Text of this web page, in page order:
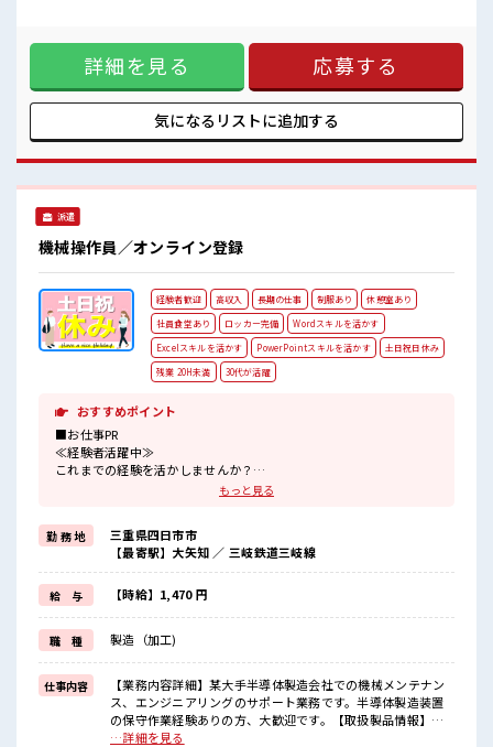
派手すぎなければ多少のヘアカラーもOKなのはウレシイPoint☆
休憩室で楽しくおしゃべり！
ストレス解消☆
報】薬品 ■お仕事PR ≪プライベートが充実する≫ 場合によっ
てはお願いすることもありますが、 残業はほとんどナシ！ ≪
髪色自由で自分らしく働く≫ 明るすぎたり奇抜でなければ基
本的に自由！ (規定有)≪動きやすい制服アリ≫ 制服があるの
で、 毎日の服装の悩み解消♪ ≪未経験OKの仕事≫ 新しいこ
とにチャレンジするのは不安だけど、 しっかり働く環境が整
ましょう！ ≪様々なお仕事をご提案≫ 一人で悩まず気軽に相
談できる、 派遣のお仕事です！ ■職場の雰囲気 “コジンマ
室で楽しくおしゃべり！ ストレス解消☆
詳細を見る 応募する
気になるリストに追加する
派遣
機械操作員／オンライン登録
経験者歓迎 高収入 長期の仕事 制服あり
休憩室あり
社員食堂あり
ロッカー完備
Wordスキルを活かす
Excelスキルを活かす
PowerPointスキルを活かす
土日祝日休み
残業 20H未満
30代が活躍
おすすめポイント
■お仕事PR
≪経験者活躍中≫
これまでの経験を活かしませんか？
≪1日1時間程の残業で収入アップ≫
残業は月20時間未満で、
ほどよく稼げます♪
≪土日祝休のお仕事≫
家族や友人と一緒にプライベート満喫！
≪ラクラク制服アリ≫
制服があるので、
毎日の服装の悩み解消♪
≪自分に合った期間で働ける≫
福利厚生が整った派遣のお仕事です！
■職場の雰囲気
休憩室で楽しくランチ♪
もっと見る
勤 務 地
三重県四日市市
【最寄駅】大矢知 ／ 三岐鉄道三岐線
給 与 【時給】1,470 円
職 種 製造（加工)
仕事内容
【業務内容詳細】某大手半導体製造会社での機械メンテナン
ス、エンジニアリングのサポート業務です。半導体製造装置
の保守作業経験ありの方、大歓迎です。【取扱製品情報】半
導体工場メンテナンス ■お仕事PR ≪経験者活躍中≫ これまで
…詳細を見る